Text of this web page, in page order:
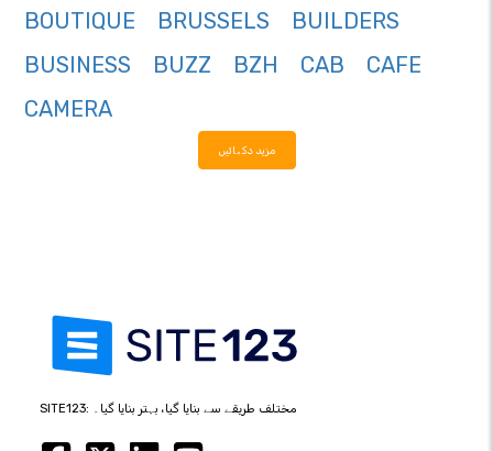
BOUTIQUE
BRUSSELS
BUILDERS
BUSINESS
BUZZ BZH CAB
CAFE
CAMERA
مزید دکھائیں
SITE123: مختلف طریقے سے بنایا گیا، بہتر بنایا گیا۔